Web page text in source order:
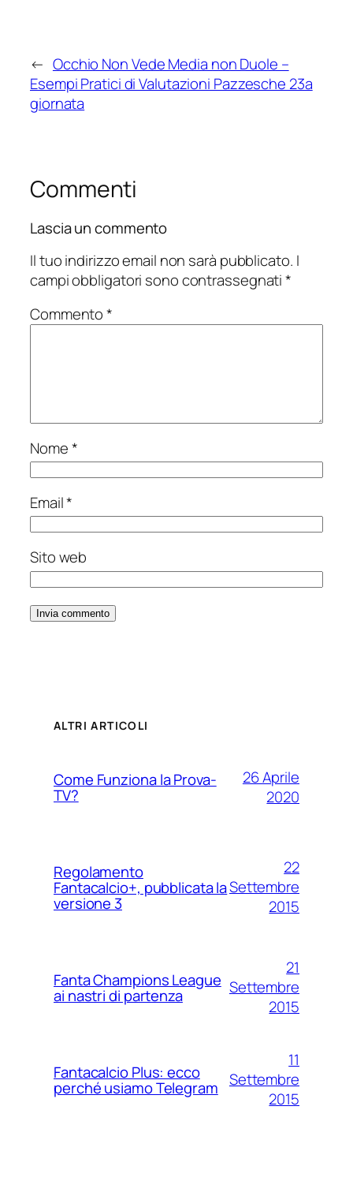
← Occhio Non Vede Media non Duole –
Esempi Pratici di Valutazioni Pazzesche 23a
giornata
Commenti
Lascia un commento
Il tuo indirizzo email non sarà pubblicato. I
campi obbligatori sono contrassegnati*
Commento*
Nome*
Email*
Sito web
ALTRI ARTICOLI
Come Funziona la Prova-
TV?
26 Aprile
2020
Regolamento
Fantacalcio+, pubblicata la
versione 3
22
Settembre
2015
Fanta Champions League
ai nastri di partenza
21
Settembre
2015
Fantacalcio Plus: ecco
perché usiamo Telegram
11
Settembre
2015